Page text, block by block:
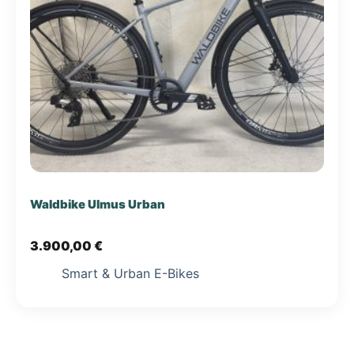
Waldbike Ulmus Urban
3.900,00 €
Smart & Urban E-Bikes